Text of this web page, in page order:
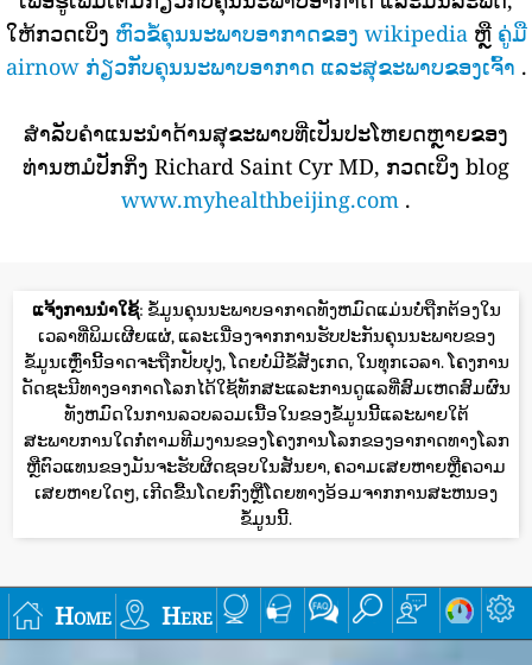
ໃຫ້ກວດເບິ່ງ ຫົວຂໍ້ຄຸນນະພາບອາກາດຂອງ wikipediaຫຼື ຄູ່ມື
airnow ກ່ຽວກັບຄຸນນະພາບອາກາດ ແລະສຸຂະພາບຂອງເຈົ້າ .
ສໍາລັບຄໍາແນະນໍາດ້ານສຸຂະພາບທີ່ເປັນປະໂຫຍດຫຼາຍຂອງ
ທ່ານຫມໍປັກກິ່ງ Richard Saint Cyr MD, ກວດເບິ່ງ blog
www.myhealthbeijing.com .
ແຈ້ງການນໍາໃຊ້: ຂໍ້ມູນຄຸນນະພາບອາກາດທັງຫມົດແມ່ນບໍ່ຖືກຕ້ອງໃນ
ເວລາທີ່ພິມເຜີຍແຜ່, ແລະເນື່ອງຈາກການຮັບປະກັນຄຸນນະພາບຂອງ
ຂໍ້ມູນເຫຼົ່ານີ້ອາດຈະຖືກປັບປຸງ, ໂດຍບໍ່ມີຂໍ້ສັງເກດ, ໃນທຸກເວລາ. ໂຄງການ
ດັດຊະນີທາງອາກາດໂລກໄດ້ໃຊ້ທັກສະແລະການດູແລທີ່ສົມເຫດສົມຜົນ
ທັງຫມົດໃນການລວບລວມເນື້ອໃນຂອງຂໍ້ມູນນີ້ແລະພາຍໃຕ້
ສະພາບການໃດກໍ່ຕາມທີມງານຂອງໂຄງການໂລກຂອງອາກາດທາງໂລກ
ຫຼືຕົວແທນຂອງມັນຈະຮັບຜິດຊອບໃນສັນຍາ, ຄວາມເສຍຫາຍຫຼືຄວາມ
ເສຍຫາຍໃດໆ, ເກີດຂື້ນໂດຍກົງຫຼືໂດຍທາງອ້ອມຈາກການສະຫນອງ
ຂໍ້ມູນນີ້.
Home Here